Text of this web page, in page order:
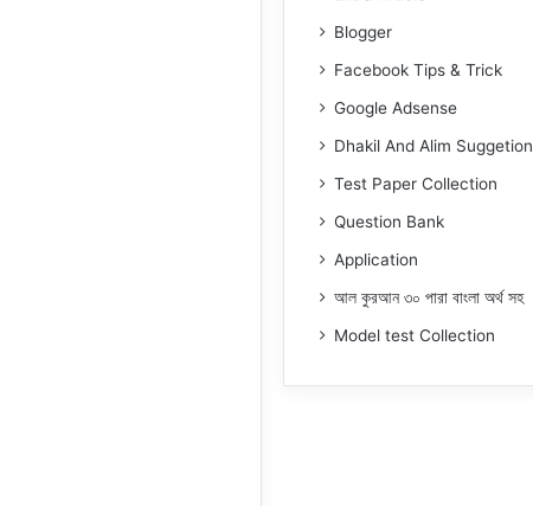
Blogger
Facebook Tips & Trick
Google Adsense
Dhakil And Alim Suggetion
Test Paper Collection
Question Bank
Application
আল কুরআন ৩০ পারা বাংলা অর্থ সহ
Model test Collection